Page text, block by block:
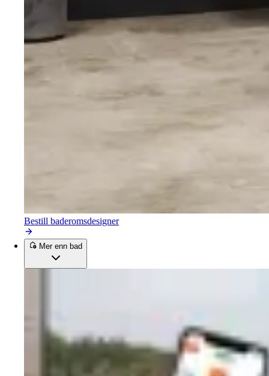
Bestill baderomsdesigner
Mer enn bad